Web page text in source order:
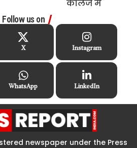
Follow us on
X Instagram
WhatsApp LinkedIn
newspaper under the Press